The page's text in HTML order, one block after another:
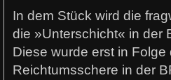
In dem Stück wird die
die »Unterschicht« in der
Diese wurde erst in
Reichtumsschere in der